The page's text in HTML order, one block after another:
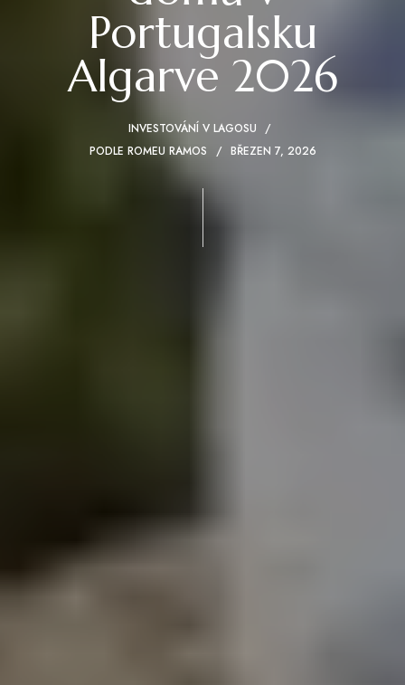
Portugalsku
Algarve 2026
INVESTOVÁNÍ V LAGOSU
PODLE ROMEU RAMOS BŘEZEN 7, 2026